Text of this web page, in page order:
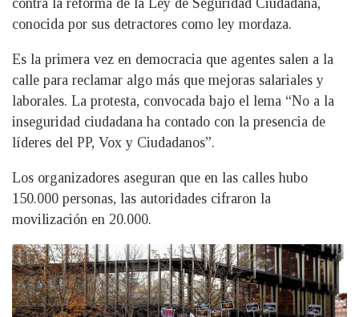
contra la reforma de la Ley de Seguridad Ciudadana,
conocida por sus detractores como ley mordaza.
Es la primera vez en democracia que agentes salen a la
calle para reclamar algo más que mejoras salariales y
laborales. La protesta, convocada bajo el lema “No a la
inseguridad ciudadana ha contado con la presencia de
líderes del PP, Vox y Ciudadanos”.
Los organizadores aseguran que en las calles hubo
150.000 personas, las autoridades cifraron la
movilización en 20.000.